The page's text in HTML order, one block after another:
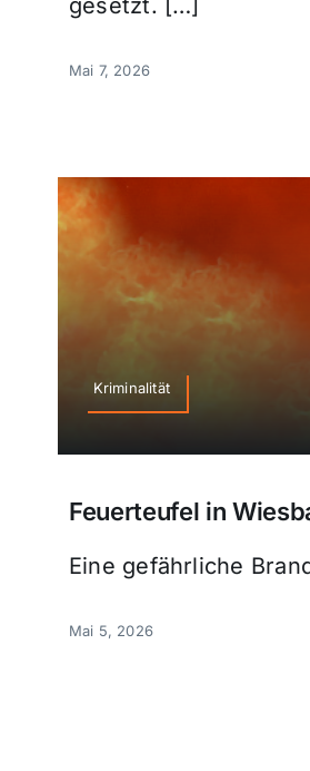
gesetzt. […]
Mai 7, 2026
Kriminalität
Feuerteufel in
Eine gefährliche
Mai 5, 2026